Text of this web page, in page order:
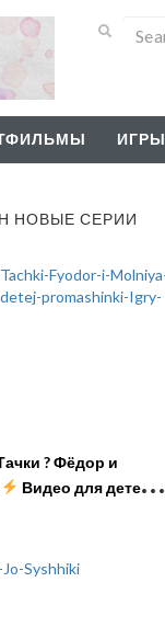
ИГРЫ
НОВЫЕ СЕРИИ
? Фёдор и
Видео для детей